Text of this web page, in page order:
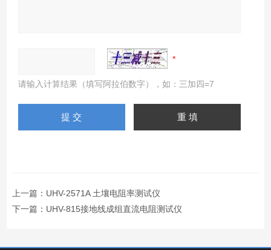
请输入计算结果（填写阿拉伯数字），如：三加四=7
上一篇： UHV-2571A 土壤电阻率测试仪
下一篇： UHV-815接地线成组直流电阻测试仪